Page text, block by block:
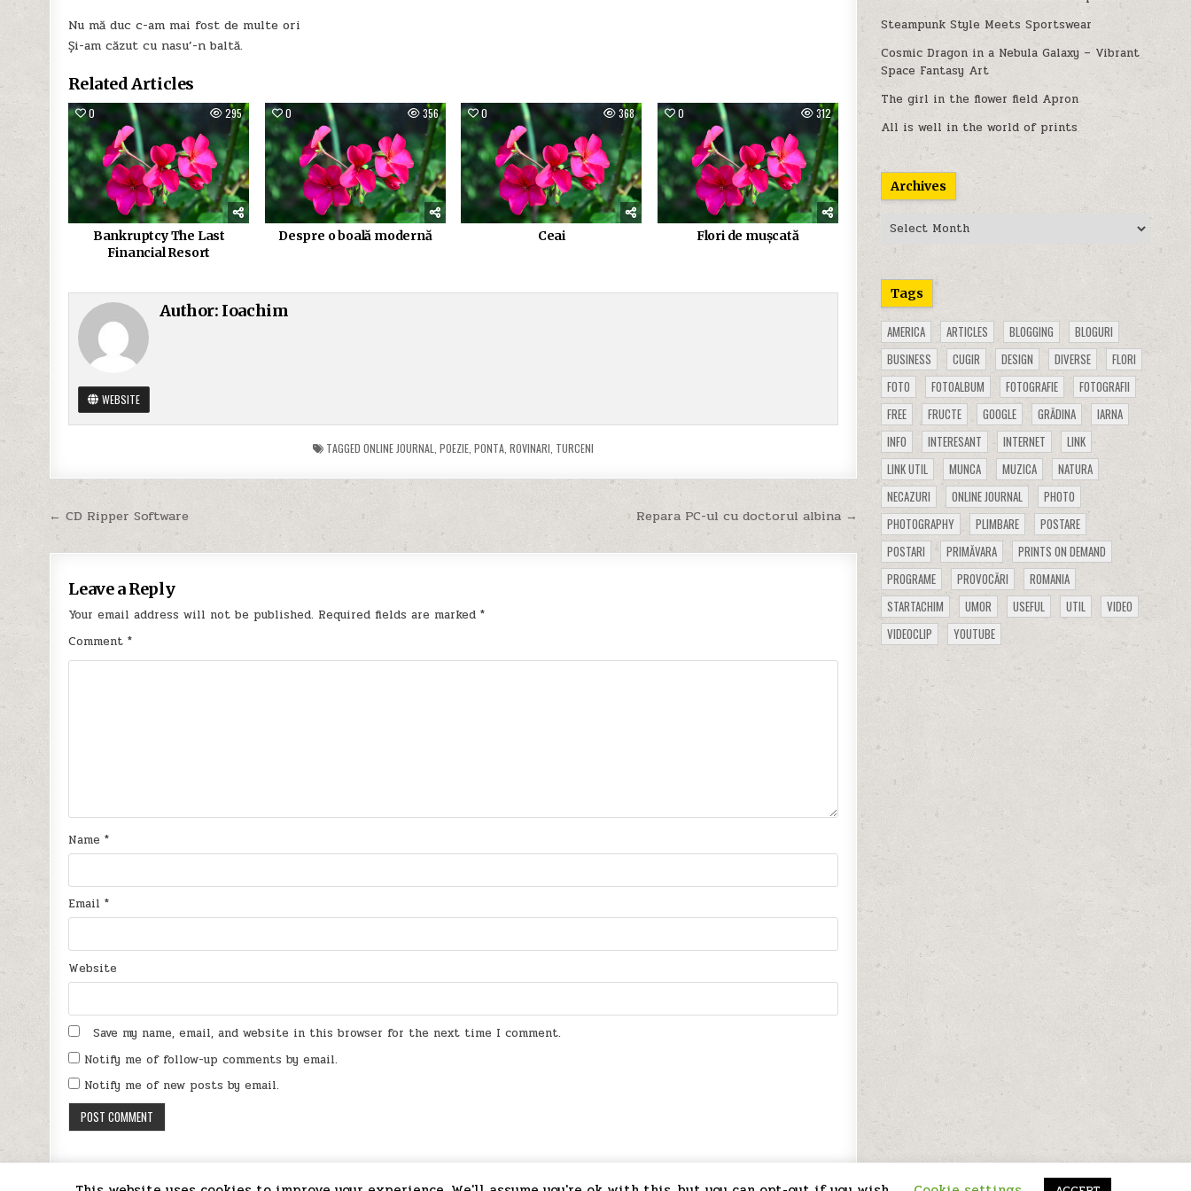
Nu mă duc c-am mai fost de multe ori
Și-am căzut cu nasu’-n baltă.
Related Articles
0 295
Bankruptcy The Last
Financial Resort
0 356
Despre o boală modernă
0 368
Ceai
0 312
Flori de mușcată
Author: Ioachim
WEBSITE
TAGGEDONLINE JOURNAL ,POEZIE ,PONTA ,ROVINARI TURCENI
Post
navigation
Repara PC-ul cu doctorul albina →
← CD Ripper Software
Leave a Reply
Your email address will not be published. Required fields are marked*
Comment*
Name*
Email*
Website
Save my name, email, and website in this browser for the next time I comment.
Notify me of follow-up comments by email.
Notify me of new posts by email.
Steampunk Style Meets Sportswear
Cosmic Dragon in a Nebula Galaxy – Vibrant
Space Fantasy Art
The girl in the flower field Apron
All is well in the world of prints
Archives
Archives
Tags
AMERICA ARTICLES BLOGGING
BLOGURI
BUSINESS
CUGIR DESIGN DIVERSE
FLORI
FOTO
FOTOALBUM FOTOGRAFIE
FOTOGRAFII
FREE
FRUCTE GOOGLE GRĂDINA
IARNA
INFO
INTERESANT INTERNET
LINK
LINK UTIL
MUNCA MUZICA
NATURA
NECAZURI
ONLINE JOURNAL
PHOTO
PHOTOGRAPHY
PLIMBARE
POSTARE
POSTARI
PRIMĂVARA
PRINTS ON DEMAND
PROGRAME
PROVOCĂRI
ROMANIA
STARTACHIM
UMOR USEFUL UTIL
VIDEO
VIDEOCLIP
YOUTUBE